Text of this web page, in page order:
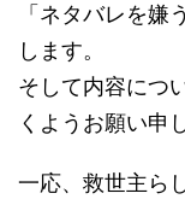
「ネタバレを
します。
そして内容につ
くようお願い申
一応、救世主ら